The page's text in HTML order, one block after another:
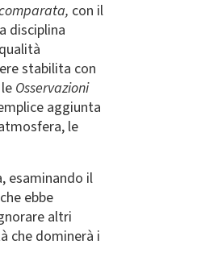
con il
disciplina
stabilita con
Osservazioni
aggiunta
le
esaminando il
ebbe
altri
che dominerà i